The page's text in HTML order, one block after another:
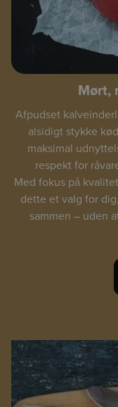
Mørt,
Afpudset
alsidigt stykke
maksimal
respekt for
Med fokus på
dette et valg for
sammen – uden